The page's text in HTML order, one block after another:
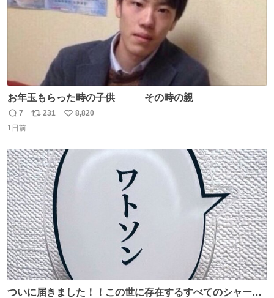
お年玉もらった時の子供 その時の親
返
信
7
リ
ト
数
231
い
数
8,820
1日前
ついに届きました！！この世に存在するすべてのシャーロ